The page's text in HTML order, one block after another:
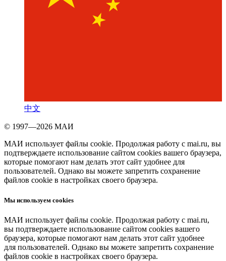
中文
© 1997—2026 МАИ
МАИ использует файлы cookie. Продолжая работу с mai.ru, вы
подтверждаете использование сайтом cookies вашего браузера,
которые помогают нам делать этот сайт удобнее для
пользователей. Однако вы можете запретить сохранение
файлов cookie в настройках своего браузера.
Мы используем cookies
МАИ использует файлы cookie. Продолжая работу с mai.ru,
вы подтверждаете использование сайтом cookies вашего
браузера, которые помогают нам делать этот сайт удобнее
для пользователей. Однако вы можете запретить сохранение
файлов cookie в настройках своего браузера.